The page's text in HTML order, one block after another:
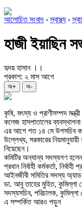
আলোচিত সংবাদ ›স্বাস্থ্য ›
হাজী ইয়াছিন
হৃদয় হাসান ।।
প্রকাশ: ২ মাস আগে
অ+ অ-
কৃষি, মৎস্য ও প্রাণীসম্পদ
কলেজ হাসপাতালের
এর আগে গত ১৪ মে উপসচিব
উল্লেখ্য, সরকারের
নিয়েছেন।
কমিটির অন্যান্য সদস্যগণ
প্রধান নির্বাহী কর্মকর্তা,
আইনজীবী সমিতির সদস্য অ্যাড.
ডা. আবু তাহের মুহিত, কুমিল্লা
সদস্যসচিব, পরিচালক,
এ সম্পর্কিত আরও পড়ুন